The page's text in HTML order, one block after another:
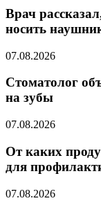
Врач
носить
07.08.2026
Стоматолог
на зубы
07.08.2026
От каких
для
07.08.2026